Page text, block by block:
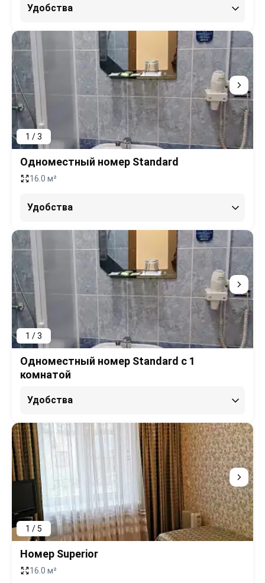
Удобства
1 / 3
Одноместный номер Standard
16.0 м²
Удобства
1 / 3
Одноместный номер Standard c 1
комнатой
Удобства
1 / 5
Номер Superior
16.0 м²